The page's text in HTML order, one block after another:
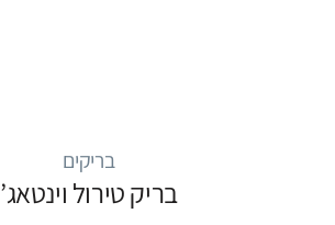
בריקים
בריק טירול וינטאג’